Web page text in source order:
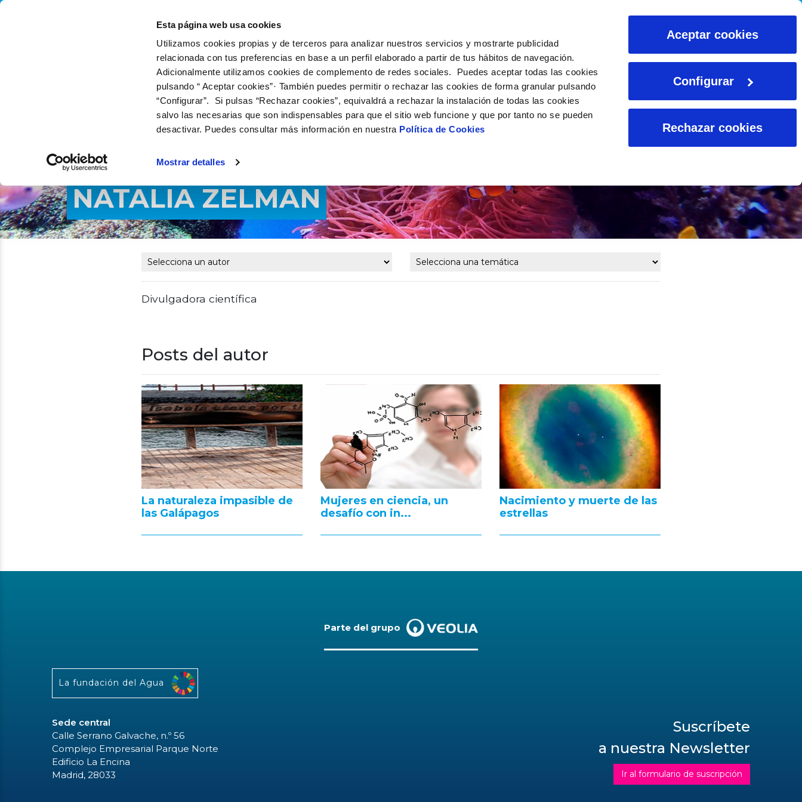
Esta página web usa cookies
Utilizamos cookies propias y de terceros para analizar nuestros servicios y mostrarte publicidad
relacionada con tus preferencias en base a un perfil elaborado a partir de tus hábitos de navegación.
Adicionalmente utilizamos cookies de complemento de redes sociales. Puedes aceptar todas las cookies
pulsando “ Aceptar cookies”· También puedes permitir o rechazar las cookies de forma granular pulsando
“Configurar”. Si pulsas “Rechazar cookies”, equivaldrá a rechazar la instalación de todas las cookies
salvo las necesarias que son indispensables para que el sitio web funcione y que por tanto no se pueden
desactivar. Puedes consultar más información en nuestra Política de Cookies
Mostrar detalles
Aceptar cookies
Configurar
Rechazar cookies
NATALIA ZELMAN
Divulgadora científica
Posts del autor
La naturaleza impasible de
las Galápagos
Mujeres en ciencia, un
desafío con in...
Nacimiento y muerte de las
estrellas
Parte del grupo
La fundación del Agua
Sede central
Calle Serrano Galvache, n.º 56
Complejo Empresarial Parque Norte
Edificio La Encina
Madrid, 28033
Suscríbete
a nuestra Newsletter
Ir al formulario de suscripción